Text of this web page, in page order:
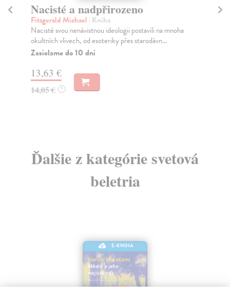
Nacisté a nadpřirozeno
Fitzgerald Michael | Kniha
Nacisté svou nenávistnou ideologii postavili na mnoha
okultních vlivech, od esoteriky přes starodávn...
Zasielame do 10 dní
13,63 €
14,05 € ?
Ďalšie z kategórie svetová
beletria
E-KNIHA